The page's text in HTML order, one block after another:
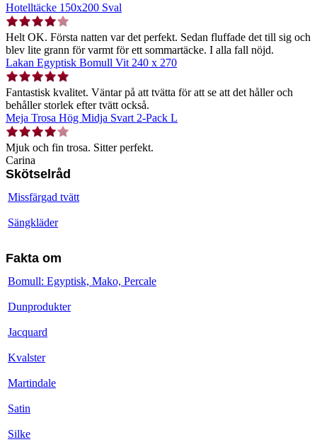
Hotelltäcke 150x200 Sval
Helt OK. Första natten var det perfekt. Sedan fluffade det till sig och
blev lite grann för varmt för ett sommartäcke. I alla fall nöjd.
Lakan Egyptisk Bomull Vit 240 x 270
Fantastisk kvalitet. Väntar på att tvätta för att se att det håller och
behåller storlek efter tvätt också.
Meja Trosa Hög Midja Svart 2-Pack L
Mjuk och fin trosa. Sitter perfekt.
Carina
Skötselråd
Missfärgad tvätt
Sängkläder
Fakta om
Bomull: Egyptisk, Mako, Percale
Dunprodukter
Jacquard
Kvalster
Martindale
Satin
Silke